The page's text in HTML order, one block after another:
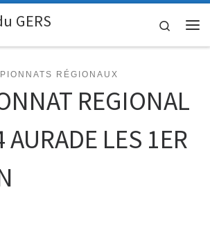
GERS
Search
RÉGIONAUX
REGIONAL
AURADE LES 1ER